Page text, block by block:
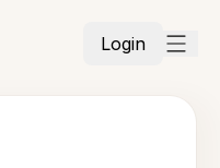
Login